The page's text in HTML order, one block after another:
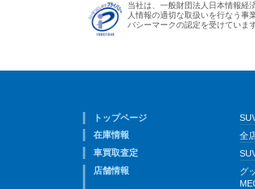
トップページ
在庫情報
全
車買取査定
店舗情報
グ
当社は、一般財団法人日本情報経
人情報の適切な取扱いを行なう事
バシーマークの認定を受けています